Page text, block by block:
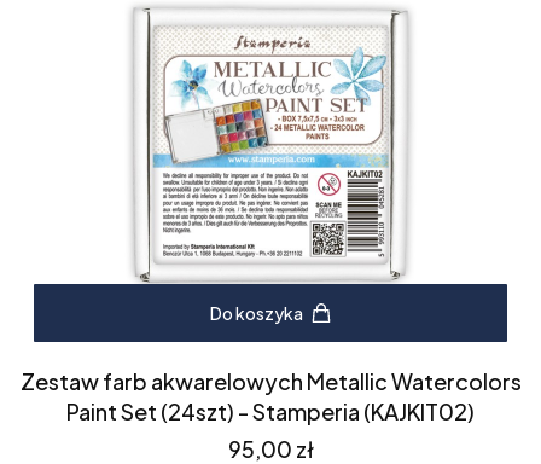
Do koszyka
Zestaw farb akwarelowych Metallic Watercolors
Paint Set (24szt) - Stamperia (KAJKIT02)
Cena
95,00 zł